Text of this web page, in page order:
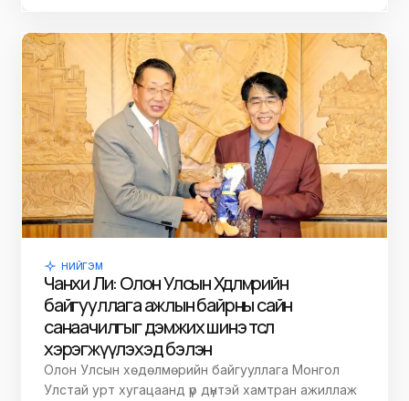
НИЙГЭМ
Чанхи Ли: Олон Улсын Хөдөлмөрийн
байгууллага ажлын байрны сайн
санаачилгыг дэмжих шинэ төсөл
хэрэгжүүлэхэд бэлэн
Олон Улсын хөдөлмөрийн байгууллага Монгол
Улстай урт хугацаанд үр дүнтэй хамтран ажиллаж